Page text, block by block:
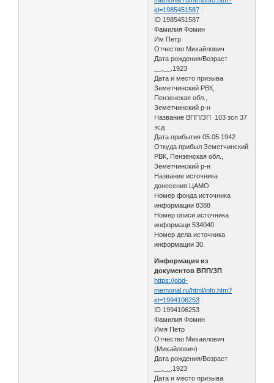
id=1985451587 :
ID 1985451587
Фамилия Фомин
Им Петр
Отчество Михайлович
Дата рождения/Возраст
__.__.1923
Дата и место призыва
Земетчинский РВК,
Пензенская обл.,
Земетчинский р-н
Название ВПП/ЗП 103 зсп 37
зсд
Дата прибытия 05.05.1942
Откуда прибыл Земетчинский
РВК, Пензенская обл.,
Земетчинский р-н
Название источника
донесения ЦАМО
Номер фонда источника
информации 8388
Номер описи источника
информаци 534040
Номер дела источника
информации 30.
Информация из
документов ВПП/ЗП
https://obd-
memorial.ru/html/info.htm?
id=1994106253 :
ID 1994106253
Фамилия Фомин
Имя Петр
Отчество Михаилович
(Михайлович)
Дата рождения/Возраст
__.__.1923
Дата и место призыва